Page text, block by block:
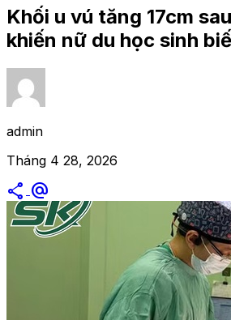
Khối u vú tăng 17cm
khiến nữ du học sinh
admin
Tháng 4 28, 2026
share alternate_email